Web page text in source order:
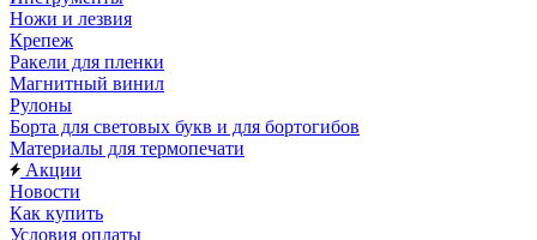
Ножи и лезвия
Крепеж
Ракели для пленки
Магнитный винил
Рулоны
Борта для световых букв и для бортогибов
Материалы для термопечати
Акции
Новости
Как купить
Условия оплаты